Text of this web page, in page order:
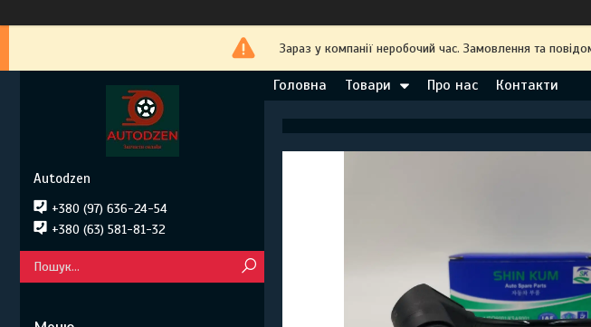
Зараз у компанії неробочий час. Замовлення та
Головна Товари Про нас Контакти
Autodzen
+380 (97) 636-24-54
+380 (63) 581-81-32